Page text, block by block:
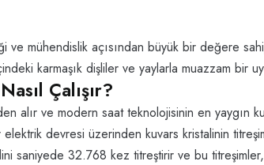
mühendislik açısından büyük bir değere
karmaşık dişliler ve yaylarla muazzam bir
Çalışır?
alır ve modern saat teknolojisinin en yaygın
devresi üzerinden kuvars kristalinin
saniyede 32.768 kez titreştirir ve bu